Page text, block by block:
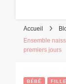
Accueil
Ensemble
premiers jours
BÉBÉ FILLE